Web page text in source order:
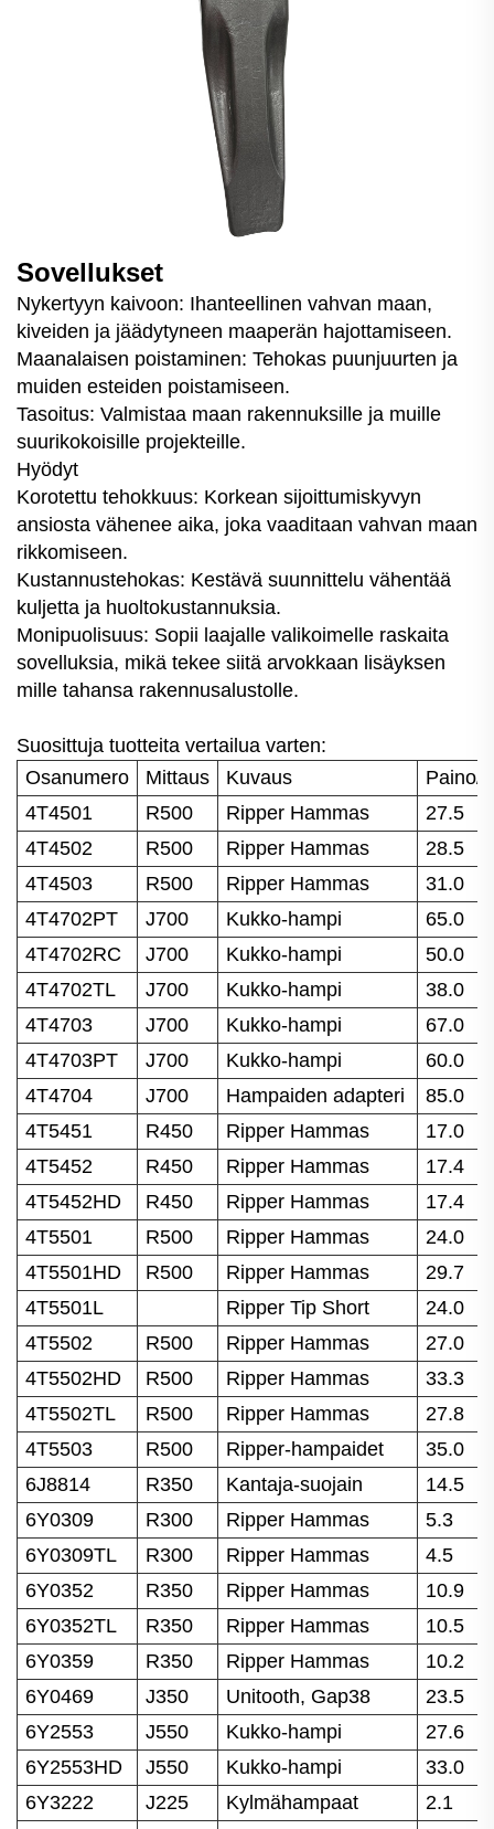
Sovellukset
Nykertyyn kaivoon: Ihanteellinen vahvan maan,
kiveiden ja jäädytyneen maaperän hajottamiseen.
Maanalaisen poistaminen: Tehokas puunjuurten ja
muiden esteiden poistamiseen.
Tasoitus: Valmistaa maan rakennuksille ja muille
suurikokoisille projekteille.
Hyödyt
Korotettu tehokkuus: Korkean sijoittumiskyvyn
ansiosta vähenee aika, joka vaaditaan vahvan maan
rikkomiseen.
Kustannustehokas: Kestävä suunnittelu vähentää
kuljetta ja huoltokustannuksia.
Monipuolisuus: Sopii laajalle valikoimelle raskaita
sovelluksia, mikä tekee siitä arvokkaan lisäyksen
mille tahansa rakennusalustolle.
Suosittuja tuotteita vertailua varten:
Osanumero
Mittaus Kuvaus
Paino/
4T4501
R500 Ripper Hammas
27.5
4T4502
R500 Ripper Hammas
28.5
4T4503
R500 Ripper Hammas
31.0
4T4702PT
J700 Kukko-hampi
65.0
4T4702RC
J700 Kukko-hampi
50.0
4T4702TL
J700 Kukko-hampi
38.0
4T4703
J700 Kukko-hampi
67.0
4T4703PT
J700 Kukko-hampi
60.0
4T4704
J700 Hampaiden adapteri
85.0
4T5451
R450 Ripper Hammas
17.0
4T5452
R450 Ripper Hammas
17.4
4T5452HD
R450 Ripper Hammas
17.4
4T5501
R500 Ripper Hammas
24.0
4T5501HD
R500 Ripper Hammas
29.7
4T5501L
Ripper Tip Short
24.0
4T5502
R500 Ripper Hammas
27.0
4T5502HD
R500 Ripper Hammas
33.3
4T5502TL
R500 Ripper Hammas
27.8
4T5503
R500 Ripper-hampaidet
35.0
6J8814
R350 Kantaja-suojain
14.5
6Y0309
R300 Ripper Hammas
5.3
6Y0309TL
R300 Ripper Hammas
4.5
6Y0352
R350 Ripper Hammas
10.9
6Y0352TL
R350 Ripper Hammas
10.5
6Y0359
R350 Ripper Hammas
10.2
6Y0469
J350 Unitooth, Gap38
23.5
6Y2553
J550 Kukko-hampi
27.6
6Y2553HD
J550 Kukko-hampi
33.0
6Y3222
J225 Kylmähampaat
2.1